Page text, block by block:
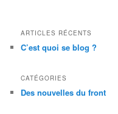
ARTICLES RÉCENTS
C’est quoi se blog ?
CATÉGORIES
Des nouvelles du front